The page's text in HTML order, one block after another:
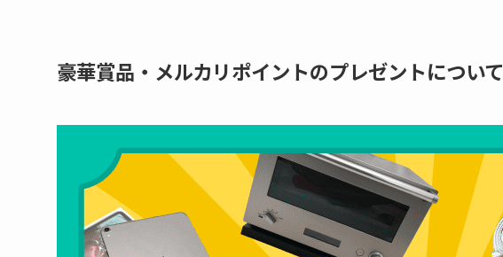
豪華賞品・メルカリポイントのプレゼントについて